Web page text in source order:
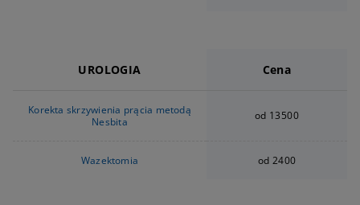
UROLOGIA Cena
Korekta skrzywienia prącia metodą
Nesbita
od 13500
Wazektomia od 2400